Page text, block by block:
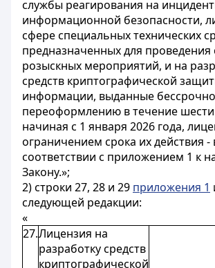
службы реагирования на
информационной безопасности,
сфере специальных технических
предназначенных для проведения
розыскных мероприятий, и на
средств криптографической
информации, выданные
переоформлению в течение
начиная с 1 января 2026 года,
ограничением срока их действия -
соответствии с приложением 1 к
Закону.»;
2) строки 27, 28 и 29 приложения 1
следующей редакции:
«
27.Лицензия на
разработку средств
криптографической